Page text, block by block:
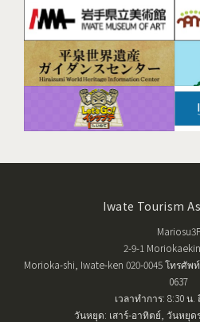
Iwate Tourism
Mariosu3F
2-9-1
Morioka-shi, Iwate-ken 020-0045 โทรศัพ
0637
เวลาทำการ: 8:30 น.
วันหยุด: เสาร์-อาทิตย์, วันหยุ